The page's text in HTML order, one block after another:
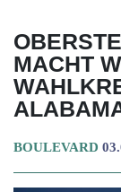
MACHT
BOULEVARD